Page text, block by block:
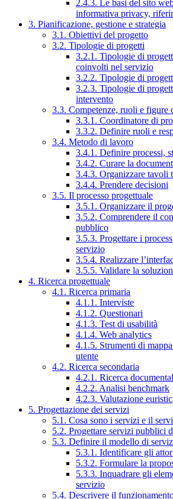
2.4.3. Le basi del sito
informativa privacy,
3. Pianificazione, gestione e strategia
3.1. Obiettivi del progetto
3.2. Tipologie di progetti
3.2.1. Tipologie di
coinvolti nel servizio
3.2.2. Tipologie di
3.2.3. Tipologie di
intervento
3.3. Competenze, ruoli e figure
3.3.1. Coordinatore di
3.3.2. Definire ruoli e
3.4. Metodo di lavoro
3.4.1. Definire processi,
3.4.2. Curare la
3.4.3. Organizzare tavoli
3.4.4. Prendere decisioni
3.5. Il processo progettuale
3.5.1. Organizzare il
3.5.2. Comprendere il
pubblico
3.5.3. Progettare i
servizio
3.5.4. Realizzare
3.5.5. Validare la
4. Ricerca progettuale
4.1. Ricerca primaria
4.1.1. Interviste
4.1.2. Questionari
4.1.3. Test di usabilità
4.1.4. Web analytics
4.1.5. Strumenti di
utente
4.2. Ricerca secondaria
4.2.1. Ricerca
4.2.2. Analisi benchmark
4.2.3. Valutazione
5. Progettazione dei servizi
5.1. Cosa sono i servizi e il
5.2. Progettare servizi pubblici
5.3. Definire il modello di
5.3.1. Identificare gli
5.3.2. Formulare la
5.3.3. Inquadrare gli
servizio
5.4. Descrivere il